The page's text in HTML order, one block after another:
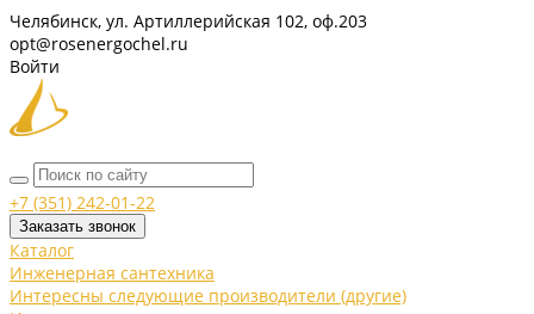
Челябинск, ул. Артиллерийская 102, оф.203
opt@rosenergochel.ru
Войти
+7 (351) 242-01-22
Заказать звонок
Каталог
Инженерная сантехника
Интересны следующие производители (другие)